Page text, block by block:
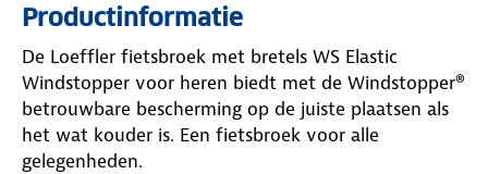
Productinformatie
De Loeffler fietsbroek met bretels WS Elastic
Windstopper voor heren biedt met de Windstopper®
betrouwbare bescherming op de juiste plaatsen als
het wat kouder is. Een fietsbroek voor alle
gelegenheden.